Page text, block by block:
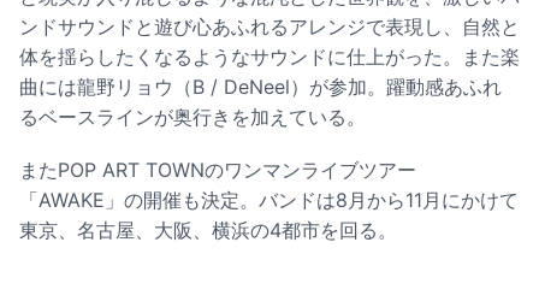
ンドサウンドと遊び心あふれるアレンジで表現し、自然と
体を揺らしたくなるようなサウンドに仕上がった。また楽
曲には龍野リョウ（B / DeNeel）が参加。躍動感あふれ
るベースラインが奥行きを加えている。
またPOP ART TOWNのワンマンライブツアー
「AWAKE」の開催も決定。バンドは8月から11月にかけて
東京、名古屋、大阪、横浜の4都市を回る。